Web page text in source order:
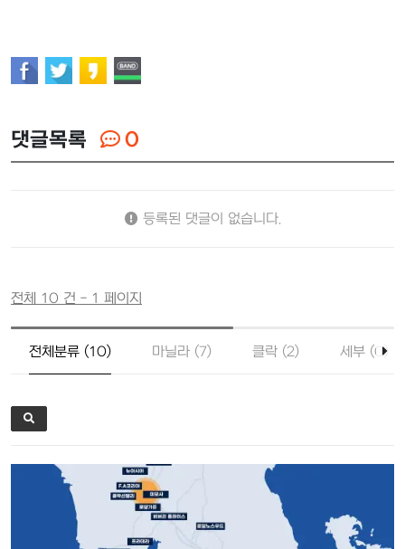
댓글목록 0
등록된 댓글이 없습니다.
전체 10 건 - 1 페이지
전체분류 (10) 마닐라 (7) 클락 (2) 세부 (0)